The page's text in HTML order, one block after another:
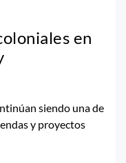
en
siendo una de
y proyectos